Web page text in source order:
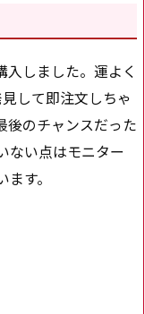
入しました。運よく
して即注文しちゃ
後のチャンスだった
ない点はモニター
す。